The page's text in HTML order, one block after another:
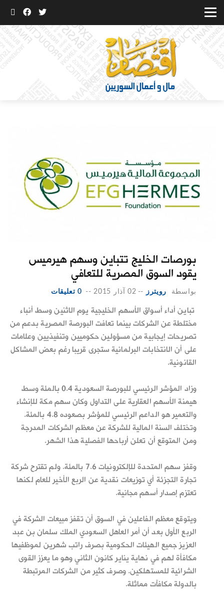
بورصات الخليج تتباين وسهم هيرميس
يقود السوق المصرية للتعافي
بواسطة رويترز -- 02 آذار 2015 -- 0 تعليقات
تباين أداء أسواق الأسهم الخليجية يوم الاثنين وسط أنباء
مختلطة عن الشركات بينما تعافت البورصة المصرية بدعم من
تصريحات إيجابية من مسؤولين حكوميين وتنفيذيين وعلامات
على أن الانتخابات البرلمانية ستجرى قريبا رغم بعض المشاكل
القانونية.
وزاد المؤشر الرئيسي للبورصة السعودية 0.4 بالمئة وسط
هيمنة الأسهم العقارية على التداول وكان سهم مكة للإنشاء
والتعمير هو الداعم الرئيسي للمؤشر بصعوده 4.8 بالمئة.
وتختلف السنة المالية للشركة عن معظم الشركات المدرجة
ومن المتوقع أن تعلن أرباحها الفصلية هذا الشهر.
وقفز سهم المتحدة للإلكترونيات 7.6 بالمئة. ولم تقترح شركة
تجارة التجزئة أي توزيعات نقدية عن الربع الأخير للعام لكنها
تعتزم إصدار أسهم مجانية.
ويتوقع معظم الفاعلين في السوق أن تقفز مبيعات الشركة في
الربع الأول بعد أن أمر العاهل السعودي الملك سلمان بن عبد
العزيز جميع الهيئات الحكومية بصرف راتب شهرين لموظفيها
مكافأة لهم في نهاية يناير كانون الثاني وهو ما يعزز القوى
الشرائية للمستهلكين. وصرف كثير من الشركات المرتبطة
بالدولة مكافآت مماثلة.